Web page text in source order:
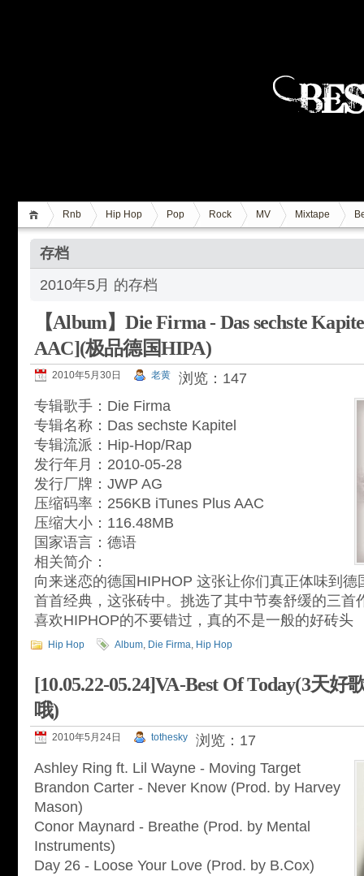
Rnb Hip Hop Pop Rock MV Mixtape
存档
2010年5月 的存档
【Album】Die Firma - Das sechste
AAC](极品德国HIPA)
2010年5月30日 老黄
浏览：147
专辑歌手：Die Firma
专辑名称：Das sechste Kapitel
专辑流派：Hip-Hop/Rap
发行年月：2010-05-28
发行厂牌：JWP AG
压缩码率：256KB iTunes Plus AAC
压缩大小：116.48MB
国家语言：德语
相关简介：
向来迷恋的德国HIPHOP 这张让你们真正体味到
首首经典，这张砖中。挑选了其中节奏舒缓的三首
喜欢HIPHOP的不要错过，真的不是一般的好砖头
Hip Hop Album, Die Firma, Hip Hop
[10.05.22-05.24]VA-Best Of Today(3天
哦)
2010年5月24日 tothesky
浏览：17
Ashley Ring ft. Lil Wayne - Moving Target
Brandon Carter - Never Know (Prod. by Harvey
Mason)
Conor Maynard - Breathe (Prod. by Mental
Instruments)
Day 26 - Loose Your Love (Prod. by B.Cox)